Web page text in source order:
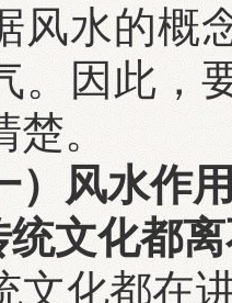
风水的概
。因此，
。
）风水
文化都离
文化都在